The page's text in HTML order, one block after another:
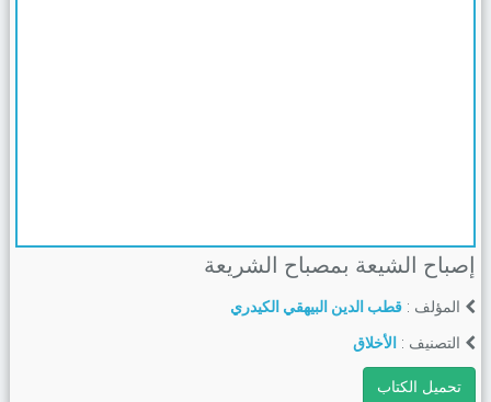
إصباح الشيعة بمصباح الشريعة
المؤلف : قطب الدين البيهقي الكيدري
التصنيف : الأخلاق
تحميل الكتاب